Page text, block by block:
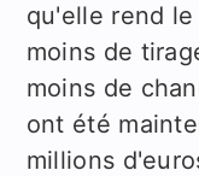
qu'elle rend
moins de
moins de
ont été
millions